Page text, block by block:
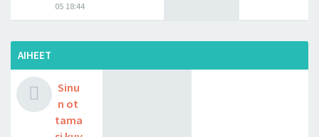
05 18:44
AIHEET
Sinu
n ot
tama